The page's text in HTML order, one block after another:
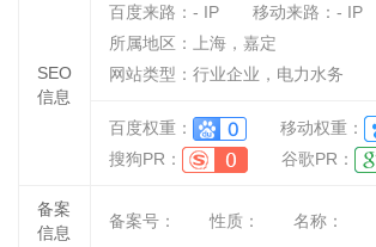
SEO
信息
百度来路： - IP 移动来路： - IP
所属地区：上海，嘉定
网站类型：行业企业，电力水务
百度权重：
移动权重：
搜狗PR：
谷歌PR：
备案
信息
备案号： 性质： 名称：